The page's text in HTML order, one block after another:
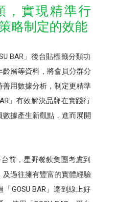
，實現精準行
略制定的效能
BAR」後台貼標籤分類功
層等資料，將會員分群分
用數據分析，制定更精準
」有效解決品牌在實踐行
據產生新觀點，進而展開
前，星野餐飲集團考慮到
及過往擁有豐富的實體經驗
GOSU BAR」達到線上好